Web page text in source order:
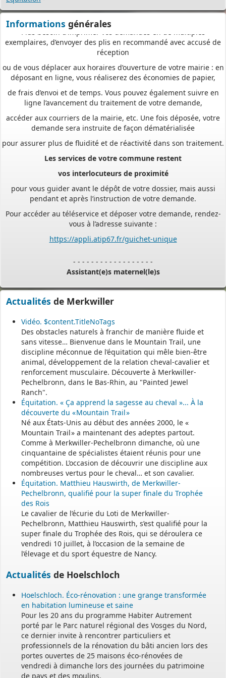
Informations générales
Plus besoin d’imprimer vos demandes en de multiples
exemplaires, d’envoyer des plis en recommandé avec accusé de
réception
ou de vous déplacer aux horaires d’ouverture de votre mairie : en
déposant en ligne, vous réaliserez des économies de papier,
de frais d’envoi et de temps. Vous pouvez également suivre en
ligne l’avancement du traitement de votre demande,
accéder aux courriers de la mairie, etc. Une fois déposée, votre
demande sera instruite de façon dématérialisée
pour assurer plus de fluidité et de réactivité dans son traitement.
Les services de votre commune restent
vos interlocuteurs de proximité
pour vous guider avant le dépôt de votre dossier, mais aussi
pendant et après l’instruction de votre demande.
Pour accéder au téléservice et déposer votre demande, rendez-
vous à l’adresse suivante :
https://appli.atip67.fr/guichet-unique
Assistant(e)s maternel(le)s
assistants-maternels-bas-rhin/
Il est mis à jour tous les vendredis.
Le sitehttps://monenfant.fr/de la CAF présente les disponibilités
des assistants maternels.
- - - - - - - - - - - - - - - - - -
Permanence mairie
Le secrétariat est fermé le samedi matin.
Une permanence est assurée par le maire, sur rendez-vous.
Actualités de Merkwiller
Vidéo. $content.TitleNoTags
Des obstacles naturels à franchir de manière fluide et
sans vitesse… Bienvenue dans le Mountain Trail, une
discipline méconnue de l’équitation qui mêle bien-être
animal, développement de la relation cheval-cavalier et
renforcement musculaire. Découverte à Merkwiller-
Pechelbronn, dans le Bas-Rhin, au "Painted Jewel
Ranch".
Équitation. « Ça apprend la sagesse au cheval »... À la
découverte du « Mountain Trail »
Né aux États-Unis au début des années 2000, le «
Mountain Trail » a maintenant des adeptes partout.
Comme à Merkwiller-Pechelbronn dimanche, où une
cinquantaine de spécialistes étaient réunis pour une
compétition. L’occasion de découvrir une discipline aux
nombreuses vertus pour le cheval… et son cavalier.
Équitation. Matthieu Hauswirth, de Merkwiller-
Pechelbronn, qualifié pour la super finale du Trophée
des Rois
Le cavalier de l’écurie du Loti de Merkwiller-
Pechelbronn, Matthieu Hauswirth, s’est qualifié pour la
super finale du Trophée des Rois, qui se déroulera ce
vendredi 10 juillet, à l’occasion de la semaine de
l’élevage et du sport équestre de Nancy.
Actualités de Hoelschloch
Hoelschloch. Éco-rénovation : une grange transformée
en habitation lumineuse et saine
Pour les 20 ans du programme Habiter Autrement
porté par le Parc naturel régional des Vosges du Nord,
ce dernier invite à rencontrer particuliers et
professionnels de la rénovation du bâti ancien lors des
portes ouvertes de 25 maisons éco-rénovées de
vendredi à dimanche lors des journées du patrimoine
de pays et des moulins.